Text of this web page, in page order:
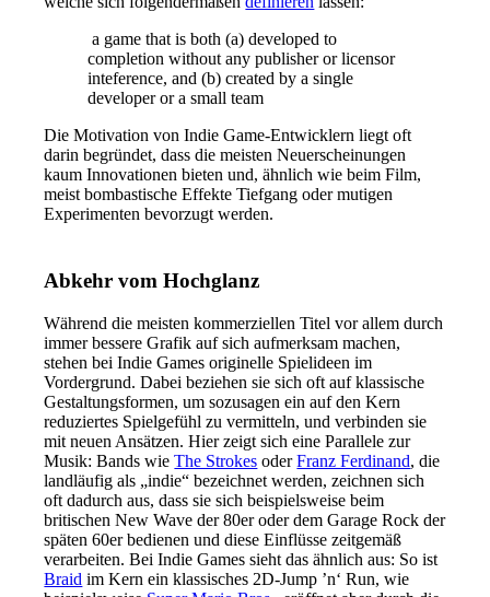
a game that is both (a) developed to
completion without any publisher or licensor
inteference, and (b) created by a single
developer or a small team
Die Motivation von Indie Game-Entwicklern liegt oft
darin begründet, dass die meisten Neuerscheinungen
kaum Innovationen bieten und, ähnlich wie beim Film,
meist bombastische Effekte Tiefgang oder mutigen
Experimenten bevorzugt werden.
Abkehr vom Hochglanz
Während die meisten kommerziellen Titel vor allem durch
immer bessere Grafik auf sich aufmerksam machen,
stehen bei Indie Games originelle Spielideen im
Vordergrund. Dabei beziehen sie sich oft auf klassische
Gestaltungsformen, um sozusagen ein auf den Kern
reduziertes Spielgefühl zu vermitteln, und verbinden sie
mit neuen Ansätzen. Hier zeigt sich eine Parallele zur
Musik: Bands wieThe Strokes oderFranz Ferdinand, die
landläufig als „indie“ bezeichnet werden, zeichnen sich
oft dadurch aus, dass sie sich beispielsweise beim
britischen New Wave der 80er oder dem Garage Rock der
späten 60er bedienen und diese Einflüsse zeitgemäß
verarbeiten. Bei Indie Games sieht das ähnlich aus: So ist
Braid im Kern ein klassisches 2D-Jump ’n‘ Run, wie